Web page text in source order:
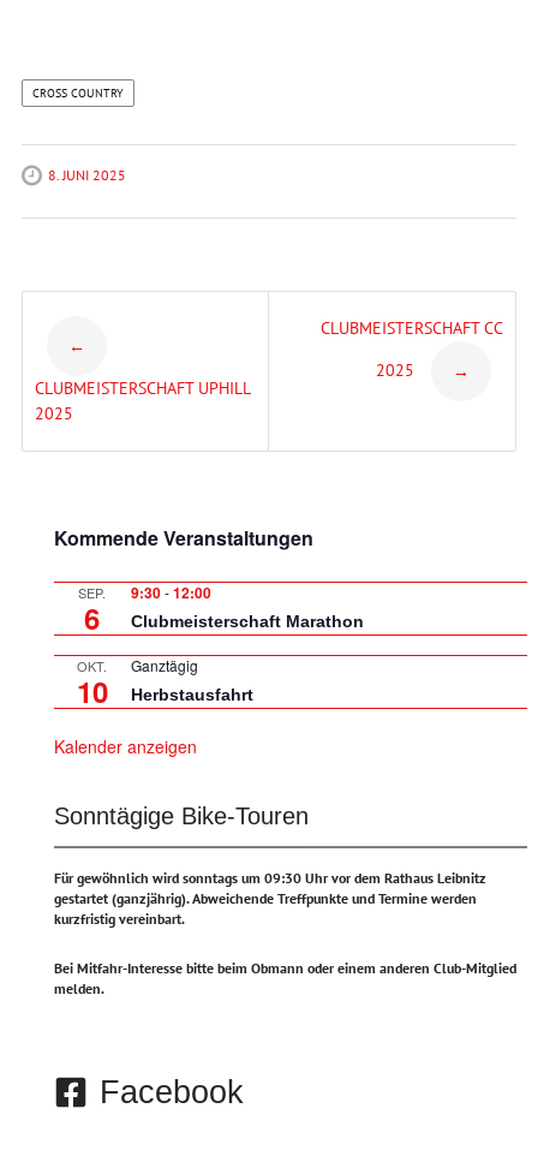
CROSS COUNTRY
8. JUNI 2025
navigation
←
CLUBMEISTERSCHAFT UPHILL
2025
CLUBMEISTERSCHAFT CC
2025
→
Kommende Veranstaltungen
SEP.
6
9:30-12:00
Clubmeisterschaft Marathon
OKT.
10
Ganztägig
Herbstausfahrt
Kalender anzeigen
Sonntägige Bike-Touren
Für gewöhnlich wird sonntags um 09:30 Uhr vor dem Rathaus Leibnitz
gestartet (ganzjährig).Abweichende Treffpunkte und Termine werden
kurzfristig vereinbart.
Bei Mitfahr-Interesse bitte beim Obmann oder einem anderen Club-Mitglied
melden.
Facebook